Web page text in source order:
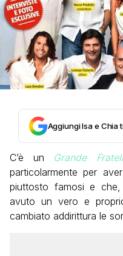
Aggiungi Isa e Chia
C’è un Grande
particolarmente per
piuttosto famosi e che,
avuto un vero e
cambiato addirittura le